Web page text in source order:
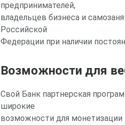
предпринимателей,
владельцев бизнеса и
Российской
Федерации при наличии
Возможности для
Свой Банк партнерская
широкие
возможности для монетизации